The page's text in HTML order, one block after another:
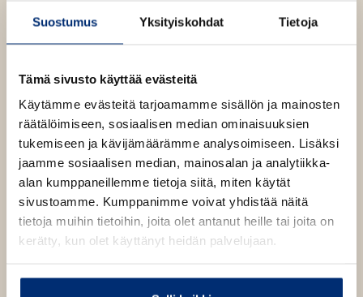
Suostumus Yksityiskohdat Tietoja
Tämä sivusto käyttää evästeitä
Käytämme evästeitä tarjoamamme sisällön ja mainosten
räätälöimiseen, sosiaalisen median ominaisuuksien
tukemiseen ja kävijämäärämme analysoimiseen. Lisäksi
jaamme sosiaalisen median, mainosalan ja analytiikka-
alan kumppaneillemme tietoja siitä, miten käytät
sivustoamme. Kumppanimme voivat yhdistää näitä
tietoja muihin tietoihin, joita olet antanut heille tai joita on
kerätty, kun olet käyttänyt heidän palvelujaan.
Kuva: Laura Malmivaara
Teokset